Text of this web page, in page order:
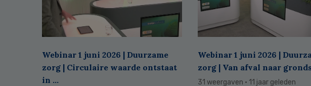
Webinar 1 juni 2026 | Duurzame
zorg | Circulaire waarde ontstaat
in ...
Webinar 1 juni 2026 |
zorg | Van afval naar
31 weergaven · 11 jaar geleden